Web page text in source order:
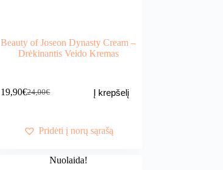
Beauty of Joseon Dynasty Cream –
Drėkinantis Veido Kremas
24,00€
Original
24,00€.
19,90€Current
19,90€.
Į krepšelį
Pridėti į norų sąrašą
Nuolaida!